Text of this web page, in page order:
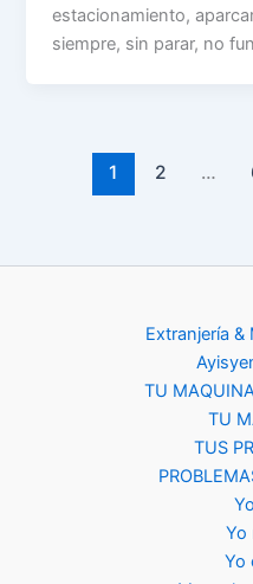
estacionamiento,
siempre, sin parar, no
1 2 …
Extranjería &
TU
TU
TUS
Yo
Yo